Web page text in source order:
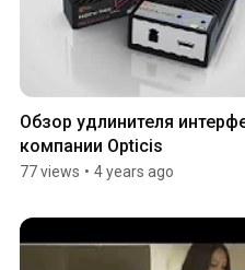
Обзор удлинителя
компании Opticis
77 views • 4 years ago